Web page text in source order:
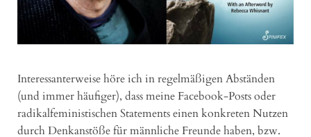
Interessanterweise höre ich in regelmäßigen Abständen
(und immer häufiger), dass meine Facebook-Posts oder
radikalfeministischen Statements einen konkreten Nutzen
durch Denkanstöße für männliche Freunde haben, bzw.